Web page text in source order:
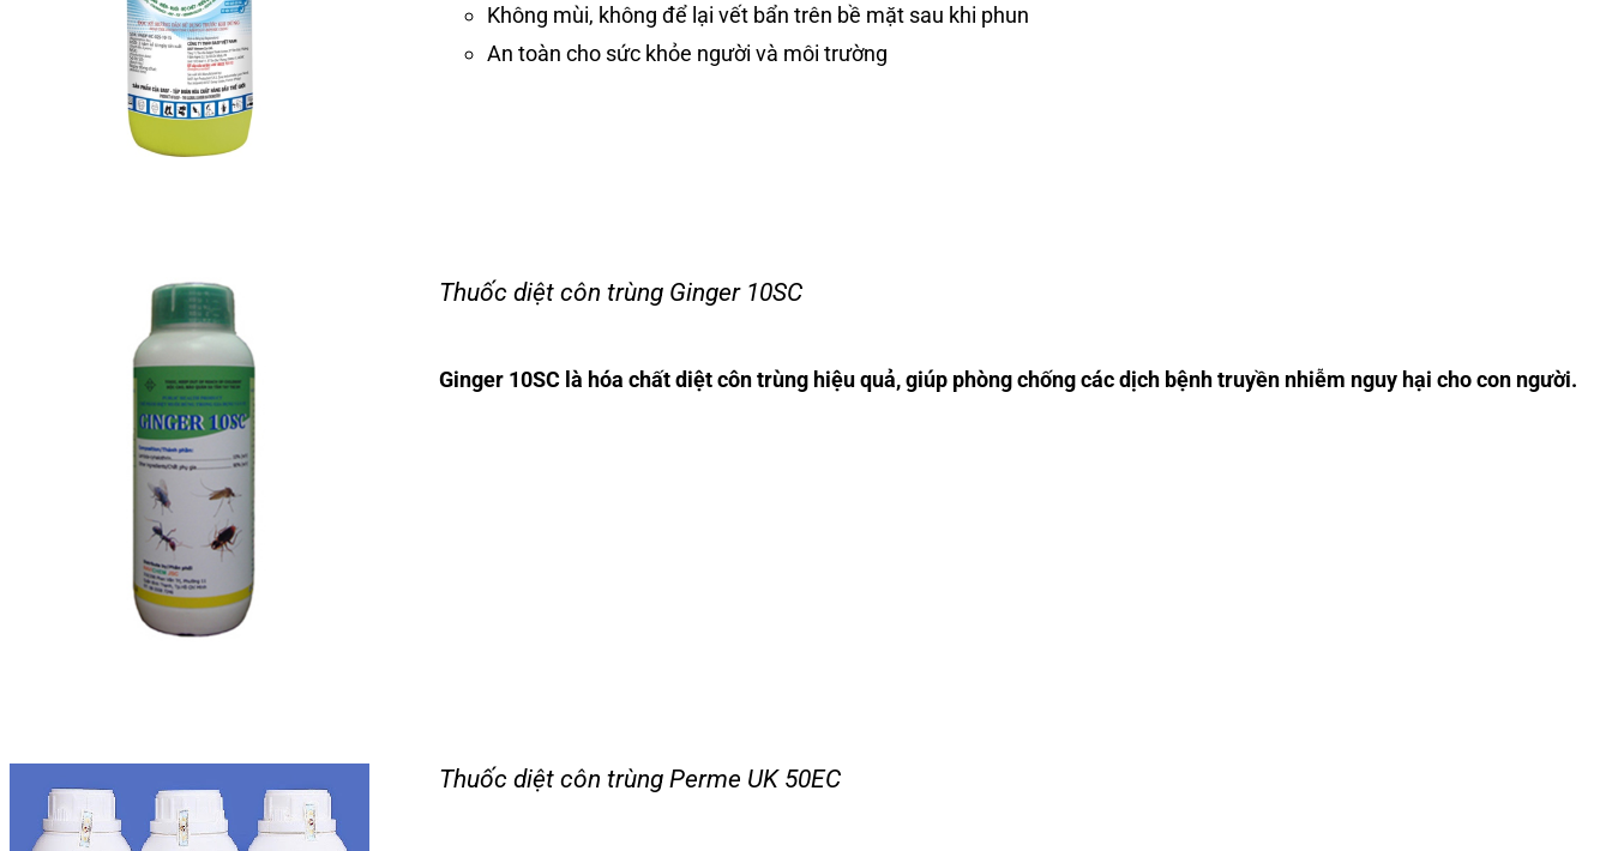
Không mùi, không để lại vết bẩn trên bề mặt sau khi phun
An toàn cho sức khỏe người và môi trường
Thuốc diệt côn trùng Ginger 10SC
Ginger 10SC là hóa chất diệt côn trùng hiệu quả, giúp phòng chống các dịch bệnh truyền nhiễm nguy hại cho con người.
Thuốc diệt côn trùng Perme UK 50EC